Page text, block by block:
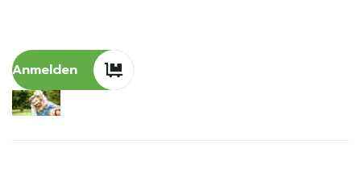
Anmelden